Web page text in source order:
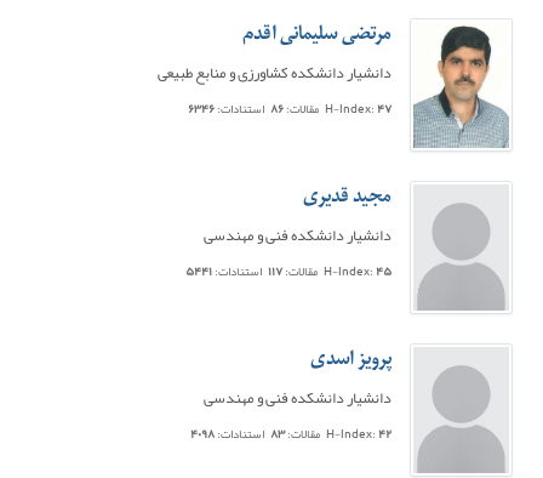
مرتضی سلیمانی اقدم
دانشیار دانشکده کشاورزی و منابع طبیعی
H-Index: ۴۷ مقالات:۸۶ استنادات:۶۳۴۶
مجید قدیری
دانشیار دانشکده فنی و مهندسی
H-Index: ۴۵ مقالات:۱۱۷ استنادات:۵۴۴۱
پرویز اسدی
دانشیار دانشکده فنی و مهندسی
H-Index: ۴۲ مقالات:۸۳ استنادات:۴۰۹۸